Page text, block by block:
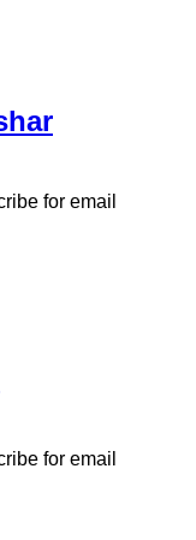
for email
for email